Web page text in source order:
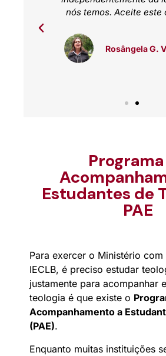
nós temos. Aceite este
Rosângela G.
Estudantes de
PAE
Para exercer o Ministério com
IECLB, é preciso estudar
justamente para acompanhar
teologia é que existe o
Acompanhamento a
(PAE).
Enquanto muitas instituições